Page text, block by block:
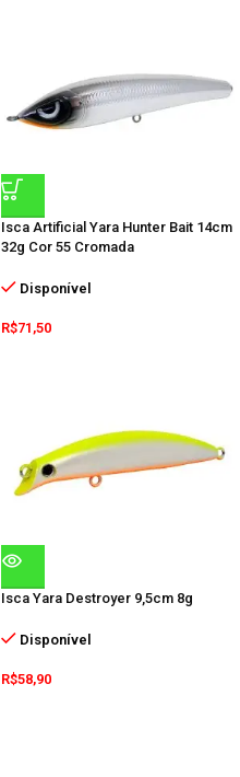
Isca Artificial Yara Hunter Bait 14cm
32g Cor 55 Cromada
Disponível
R$71,50
Isca Yara Destroyer 9,5cm 8g
Disponível
R$58,90